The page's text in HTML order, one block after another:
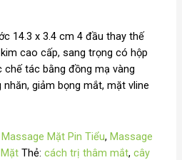
14.3 x 3.4 cm 4 đầu thay thế
cao cấp, sang trọng có hộp
tác bằng đồng mạ vàng
giảm bọng mắt, mặt vline
Massage Mặt Pin Tiểu,Massage
Thẻ:cách trị thâm mắt,cây